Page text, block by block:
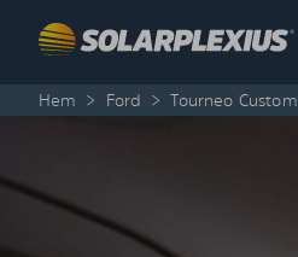
Hem > Ford > Tourneo Custom